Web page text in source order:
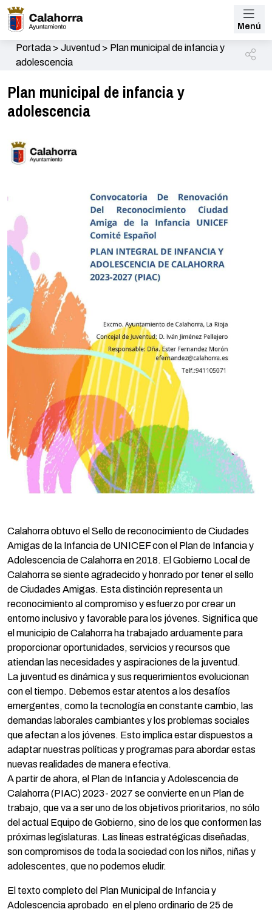
Menú
Portada> Juventud > Plan municipal de infancia y
adolescencia
Plan municipal de infancia y
adolescencia
Calahorra obtuvo el Sello de reconocimiento de Ciudades
Amigas de la Infancia de UNICEF con el Plan de Infancia y
Adolescencia de Calahorra en 2018. El Gobierno Local de
Calahorra se siente agradecido y honrado por tener el sello
de Ciudades Amigas. Esta distinción representa un
reconocimiento al compromiso y esfuerzo por crear un
entorno inclusivo y favorable para los jóvenes. Significa que
el municipio de Calahorra ha trabajado arduamente para
proporcionar oportunidades, servicios y recursos que
atiendan las necesidades y aspiraciones de la juventud.
La juventud es dinámica y sus requerimientos evolucionan
con el tiempo. Debemos estar atentos a los desafíos
emergentes, como la tecnología en constante cambio, las
demandas laborales cambiantes y los problemas sociales
que afectan a los jóvenes. Esto implica estar dispuestos a
adaptar nuestras políticas y programas para abordar estas
nuevas realidades de manera efectiva.
A partir de ahora, el Plan de Infancia y Adolescencia de
Calahorra (PIAC) 2023- 2027 se convierte en un Plan de
trabajo, que va a ser uno de los objetivos prioritarios, no sólo
del actual Equipo de Gobierno, sino de los que conformen las
próximas legislaturas. Las líneas estratégicas diseñadas,
son compromisos de toda la sociedad con los niños, niñas y
adolescentes, que no podemos eludir.
El texto completo del Plan Municipal de Infancia y
Adolescencia aprobado en el pleno ordinario de 25 de